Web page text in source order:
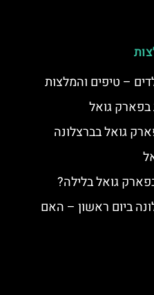
– טיפים והמלצות
גואל
גואל בברצלונה
גואל בלילה?
ביום ראשון – האם